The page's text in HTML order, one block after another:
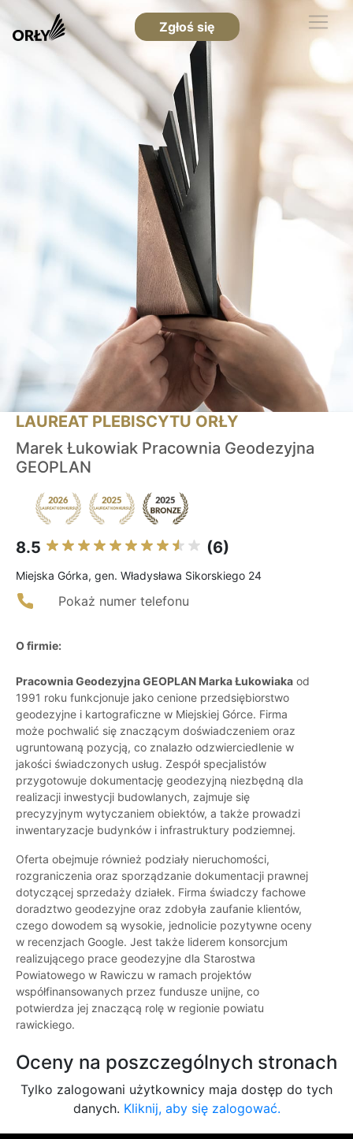
Zgłoś się
LAUREAT PLEBISCYTU ORŁY
Marek Łukowiak Pracownia Geodezyjna
GEOPLAN
8.5 (6)
Miejska Górka, gen. Władysława Sikorskiego 24
Pokaż numer telefonu
O firmie:
Pracownia Geodezyjna GEOPLAN Marka Łukowiaka od
1991 roku funkcjonuje jako cenione przedsiębiorstwo
geodezyjne i kartograficzne w Miejskiej Górce. Firma
może pochwalić się znaczącym doświadczeniem oraz
ugruntowaną pozycją, co znalazło odzwierciedlenie w
jakości świadczonych usług. Zespół specjalistów
przygotowuje dokumentację geodezyjną niezbędną dla
realizacji inwestycji budowlanych, zajmuje się
precyzyjnym wytyczaniem obiektów, a także prowadzi
inwentaryzacje budynków i infrastruktury podziemnej.
Oferta obejmuje również podziały nieruchomości,
rozgraniczenia oraz sporządzanie dokumentacji prawnej
dotyczącej sprzedaży działek. Firma świadczy fachowe
doradztwo geodezyjne oraz zdobyła zaufanie klientów,
czego dowodem są wysokie, jednolicie pozytywne oceny
w recenzjach Google. Jest także liderem konsorcjum
realizującego prace geodezyjne dla Starostwa
Powiatowego w Rawiczu w ramach projektów
współfinansowanych przez fundusze unijne, co
potwierdza jej znaczącą rolę w regionie powiatu
rawickiego.
Oceny na poszczególnych stronach
Tylko zalogowani użytkownicy maja dostęp do tych
danych. Kliknij, aby się zalogować.